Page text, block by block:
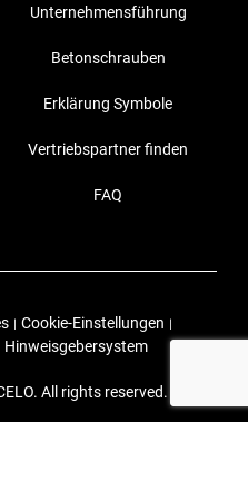
Unternehmensführung
Betonschrauben
Erklärung Symbole
Vertriebspartner finden
FAQ
| Cookie-Einstellungen |
Hinweisgebersystem
All rights reserved.